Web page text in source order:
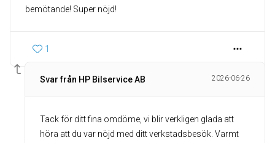
bemötande! Super nöjd!
1
Svar från HP Bilservice AB 2026-06-26
Tack för ditt fina omdöme, vi blir verkligen glada att
höra att du var nöjd med ditt verkstadsbesök. Varmt